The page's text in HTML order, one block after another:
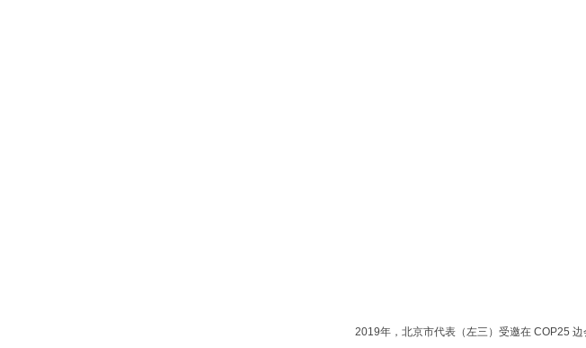
2019年，北京市代表（左三）受邀在 COP25